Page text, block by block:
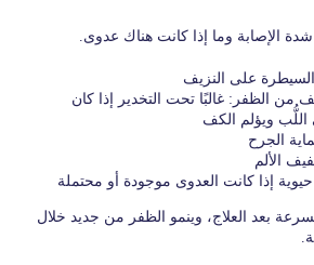
الإصابة وما إذا كانت هناك عدوى.
على النزيف
من الظفر: غالبًا تحت التخدير إذا كان
اللُّب ويؤلم الكف
الجرح
الألم
إذا كانت العدوى موجودة أو محتملة
بعد العلاج، وينمو الظفر من جديد خلال